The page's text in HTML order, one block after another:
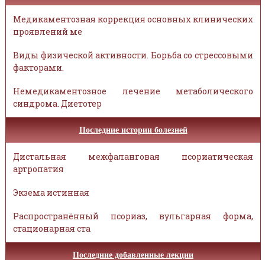
Медикаментозная коррекция основных клинических
проявлений ме
Виды физической активности. Борьба со стрессовыми
факторами.
Немедикаментозное лечение метаболического
синдрома. Диетотер
Последние истории болезней
Дистальная межфаланговая псориатическая
артропатия
Экзема истинная
Распространённый псориаз, вульгарная форма,
стационарная ста
Последние добавленные лекции